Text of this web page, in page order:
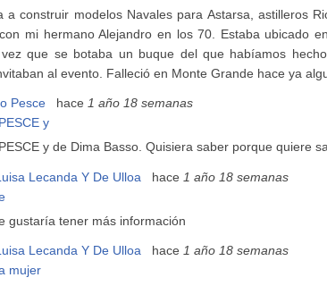
a construir modelos Navales para Astarsa, astilleros
mi hermano Alejandro en los 70. Estaba ubicado
que se botaba un buque del que habíamos
al evento. Falleció en Monte Grande hace ya
Pesce hace 1 año 18 semanas
y
y de Dima Basso. Quisiera saber porque quiere
Lecanda Y De Ulloa hace 1 año 18 semanas
gustaría tener más información
Lecanda Y De Ulloa hace 1 año 18 semanas
mujer